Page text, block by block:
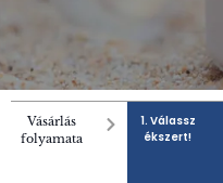
Vásárlás
folyamata
1. Válassz
ékszert!